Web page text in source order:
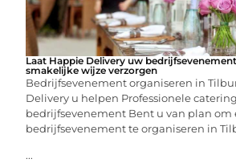
Laat Happie Delivery uw
smakelijke wijze verzorgen
Bedrijfsevenement organiseren in
Delivery u helpen Professionele
bedrijfsevenement Bent u van plan om
bedrijfsevenement te organiseren in
...